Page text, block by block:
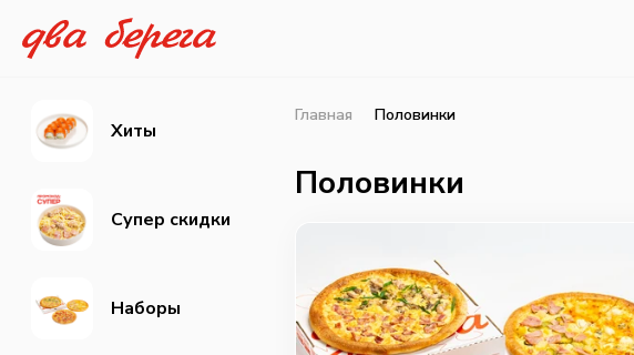
Хиты
Супер скидки
Наборы
Главная Половинки
Половинки